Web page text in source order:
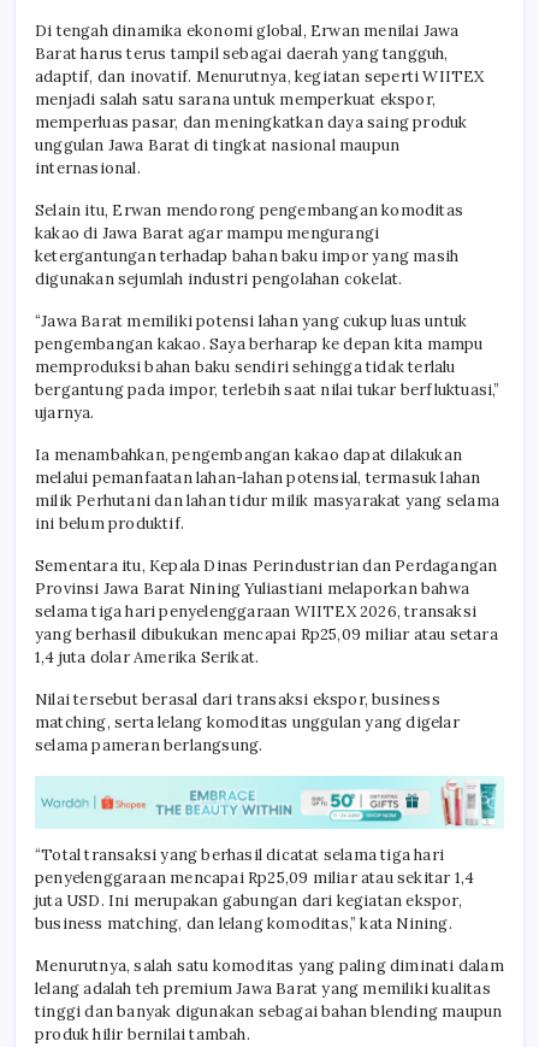
Di tengah dinamika ekonomi global, Erwan menilai Jawa
Barat harus terus tampil sebagai daerah yang tangguh,
adaptif, dan inovatif. Menurutnya, kegiatan seperti WIITEX
menjadi salah satu sarana untuk memperkuat ekspor,
memperluas pasar, dan meningkatkan daya saing produk
unggulan Jawa Barat di tingkat nasional maupun
internasional.
Selain itu, Erwan mendorong pengembangan komoditas
kakao di Jawa Barat agar mampu mengurangi
ketergantungan terhadap bahan baku impor yang masih
digunakan sejumlah industri pengolahan cokelat.
“Jawa Barat memiliki potensi lahan yang cukup luas untuk
pengembangan kakao. Saya berharap ke depan kita mampu
memproduksi bahan baku sendiri sehingga tidak terlalu
bergantung pada impor, terlebih saat nilai tukar berfluktuasi,”
ujarnya.
Ia menambahkan, pengembangan kakao dapat dilakukan
melalui pemanfaatan lahan-lahan potensial, termasuk lahan
milik Perhutani dan lahan tidur milik masyarakat yang selama
ini belum produktif.
Sementara itu, Kepala Dinas Perindustrian dan Perdagangan
Provinsi Jawa Barat Nining Yuliastiani melaporkan bahwa
selama tiga hari penyelenggaraan WIITEX 2026, transaksi
yang berhasil dibukukan mencapai Rp25,09 miliar atau setara
1,4 juta dolar Amerika Serikat.
Nilai tersebut berasal dari transaksi ekspor, business
matching, serta lelang komoditas unggulan yang digelar
selama pameran berlangsung.
“Total transaksi yang berhasil dicatat selama tiga hari
penyelenggaraan mencapai Rp25,09 miliar atau sekitar 1,4
juta USD. Ini merupakan gabungan dari kegiatan ekspor,
business matching, dan lelang komoditas,” kata Nining.
Menurutnya, salah satu komoditas yang paling diminati dalam
lelang adalah teh premium Jawa Barat yang memiliki kualitas
tinggi dan banyak digunakan sebagai bahan blending maupun
produk hilir bernilai tambah.